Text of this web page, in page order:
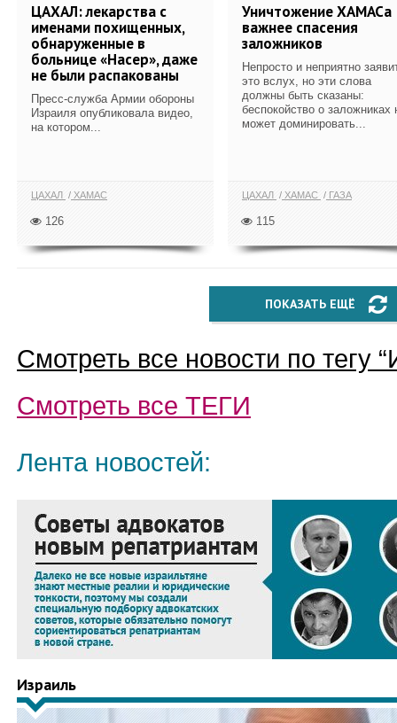
ЦАХАЛ: лекарства с
именами похищенных,
обнаруженные в
больнице «Насер», даже
не были распакованы
Пресс-служба Армии обороны
Израиля опубликовала видео,
на котором...
ЦАХАЛ ХАМАС
126
Уничтожение ХАМАСа
важнее спасения
заложников
Непросто и неприятно
это вслух, но эти слова
должны быть сказаны:
беспокойство о заложниках
может доминировать...
ЦАХАЛ ХАМАС ГАЗА
115
ПОКАЗАТЬ ЕЩЁ
Смотреть все новости по тегу “
Смотреть все ТЕГИ
Лента новостей:
Израиль